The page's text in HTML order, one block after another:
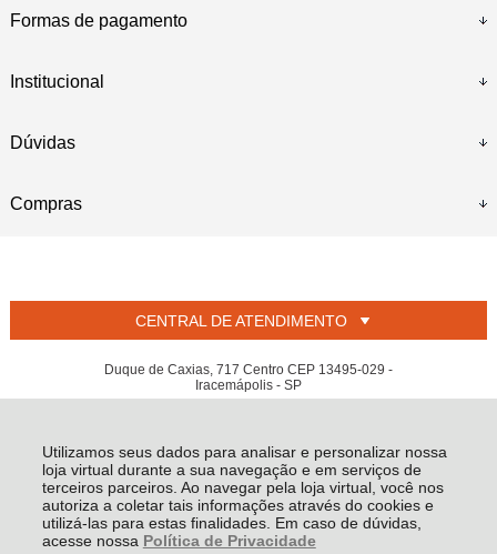
Utilizamos seus dados para analisar e personalizar nossa
loja virtual durante a sua navegação e em serviços de
terceiros parceiros. Ao navegar pela loja virtual, você nos
autoriza a coletar tais informações através do cookies e
utilizá-las para estas finalidades. Em caso de dúvidas,
acesse nossa Política de Privacidade
Formas de pagamento
Institucional
Dúvidas
Compras
CENTRAL DE ATENDIMENTO
Duque de Caxias, 717 Centro CEP 13495-029 -
Iracemápolis - SP
Todos os direitos reservados
- 2026